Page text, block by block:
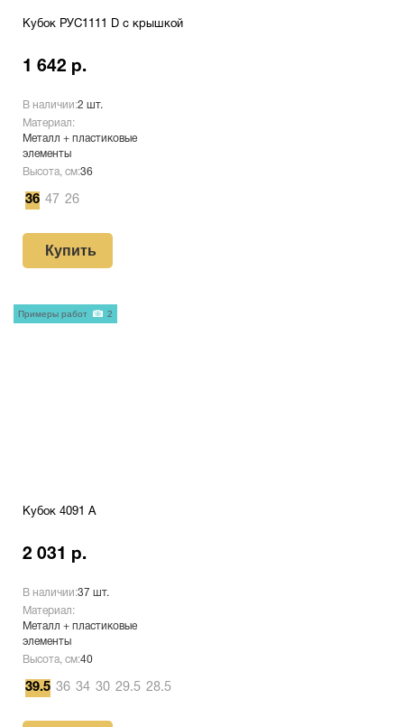
Кубок РУС1111 D с крышкой
1 642 р.
В наличии:2 шт.
Материал:
Металл + пластиковые
элементы
Высота, см:36
36 47 26
Купить
Кубок 4091 A
2 031 р.
В наличии:37 шт.
Материал:
Металл + пластиковые
элементы
Высота, см:40
39.5 36 34 30 29.5 28.5
Примеры работ 2